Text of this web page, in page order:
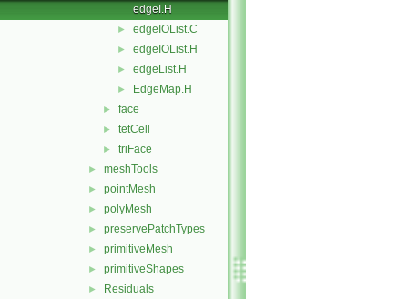
edgeI.H
► edgeIOList.C
► edgeIOList.H
► edgeList.H
► EdgeMap.H
► face
► tetCell
► triFace
► meshTools
► pointMesh
► polyMesh
► preservePatchTypes
► primitiveMesh
► primitiveShapes
► Residuals